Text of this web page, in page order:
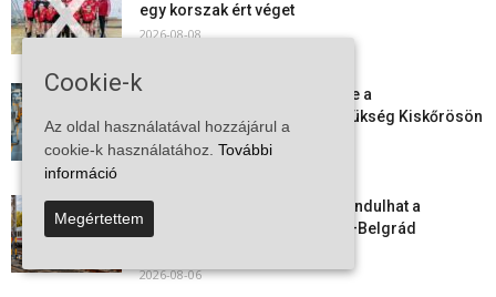
egy korszak ért véget
2026-08-08
Aktuális állásajánlatok: ezekre a
munkavállalókra van most szükség Kiskőrösön
Vitézy Dávid: már ősszel újraindulhat a
személyszállítás a Budapest–Belgrád
2026-08-06
Cookie-k
Az oldal használatával hozzájárul a
cookie-k használatához. További
információ
Megértettem